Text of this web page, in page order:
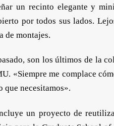
un recinto elegante y
por todos sus lados.
de montajes.
son los últimos de
«Siempre me complace
que necesitamos».
un proyecto de